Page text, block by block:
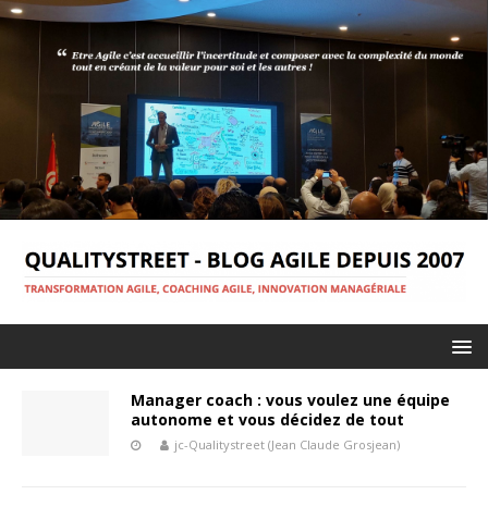
Manager coach : vous voulez une équipe
autonome et vous décidez de tout
jc-Qualitystreet (Jean Claude Grosjean)